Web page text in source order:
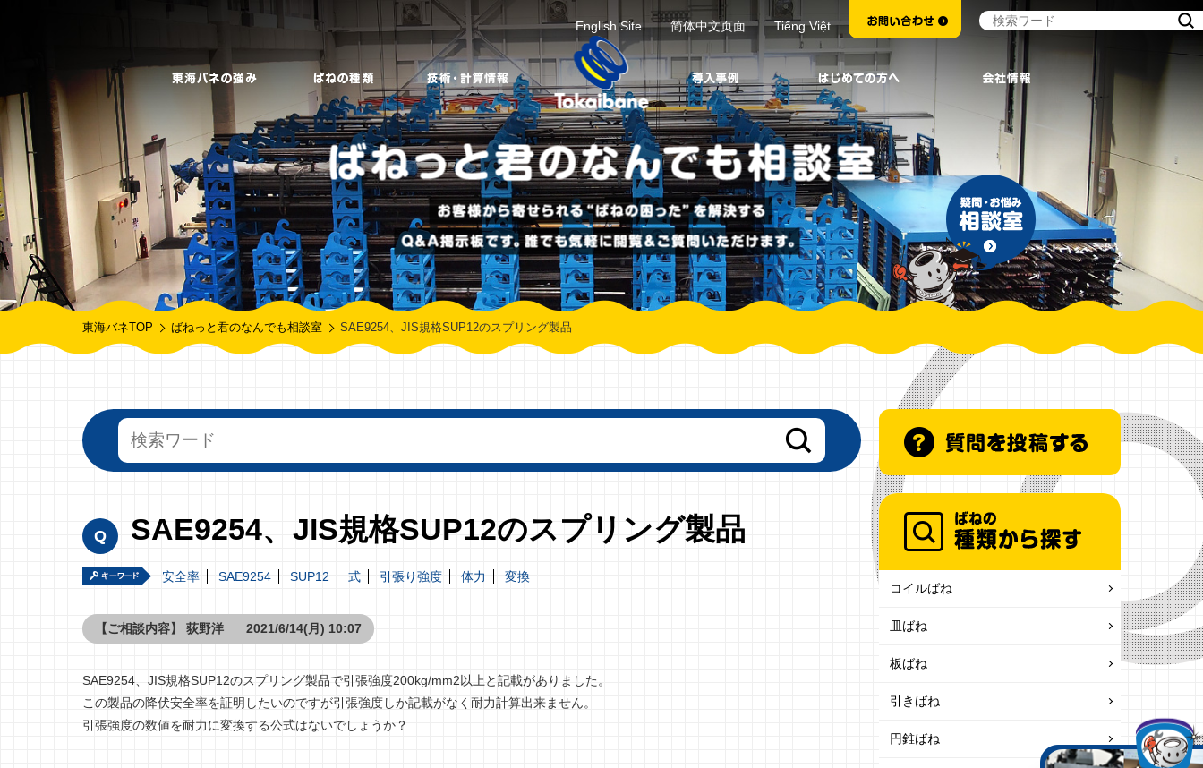
English Site 简体中文页面 Tiếng Việt
東海バネTOP ばねっと君のなんでも相談室 SAE9254、JIS規格SUP12のスプリング製品
SAE9254、JIS規格SUP12のスプリング製品
安全率 SAE9254 SUP12 式 引張り強度 体力 変換
【ご相談内容】 荻野洋 2021/6/14(月) 10:07
SAE9254、JIS規格SUP12のスプリング製品で引張強度200kg/mm2以上と記載がありました。
この製品の降伏安全率を証明したいのですが引張強度しか記載がなく耐力計算出来ません。
引張強度の数値を耐力に変換する公式はないでしょうか？
コイルばね
皿ばね
板ばね
引きばね
円錐ばね